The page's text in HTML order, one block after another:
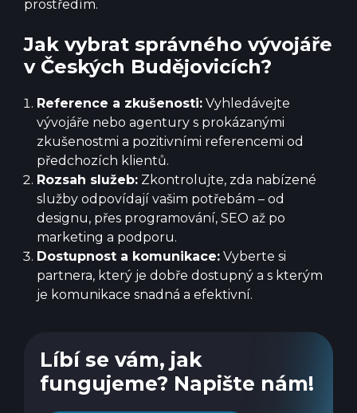
prostředím.
Jak vybrat správného vývojáře
v Českých Budějovicích?
Reference a zkušenosti: Vyhledávejte
vývojáře nebo agentury s prokázanými
zkušenostmi a pozitivními referencemi od
předchozích klientů.
Rozsah služeb: Zkontrolujte, zda nabízené
služby odpovídají vašim potřebám – od
designu, přes programování, SEO až po
marketing a podporu.
Dostupnost a komunikace: Vyberte si
partnera, který je dobře dostupný a s kterým
je komunikace snadná a efektivní.
Líbí se vám, jak
fungujeme? Napište nám!